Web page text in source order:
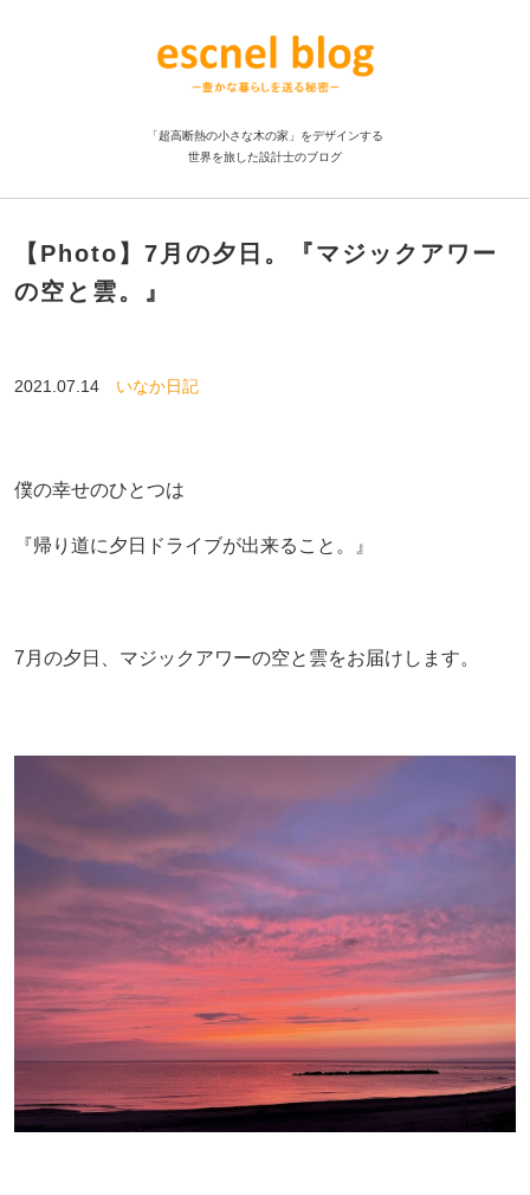
「超高断熱の小さな木の家」をデザインする
世界を旅した設計士のブログ
【Photo】7月の夕日。『マジックアワー
の空と雲。』
2021.07.14 いなか日記
僕の幸せのひとつは
『帰り道に夕日ドライブが出来ること。』
7月の夕日、マジックアワーの空と雲をお届けします。